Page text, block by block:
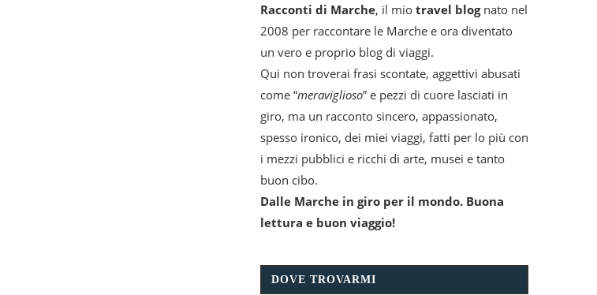
Racconti di Marche, il mio travel blognato nel
2008 per raccontare le Marche e ora diventato
un vero e proprio blog di viaggi.
Qui non troverai frasi scontate, aggettivi abusati
come “meraviglioso” e pezzi di cuore lasciati in
giro, ma un racconto sincero, appassionato,
spesso ironico, dei miei viaggi, fatti per lo più con
i mezzi pubblici e ricchi di arte, musei e tanto
buon cibo.
Dalle Marche in giro per il mondo. Buona
lettura e buon viaggio!
DOVE TROVARMI